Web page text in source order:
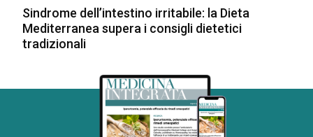
Sindrome dell’intestino irritabile: la Dieta
Mediterranea supera i consigli dietetici
tradizionali